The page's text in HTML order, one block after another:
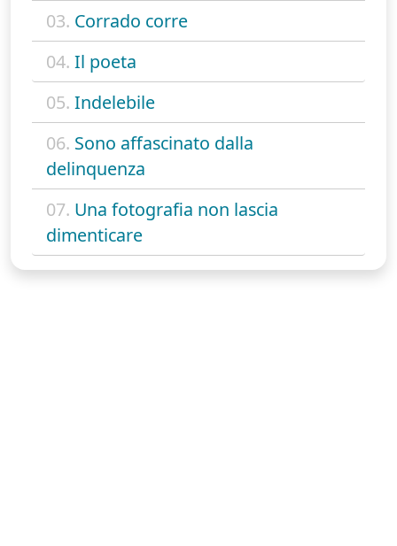
03. Corrado corre
04. Il poeta
05. Indelebile
06. Sono affascinato dalla
delinquenza
07. Una fotografia non lascia
dimenticare